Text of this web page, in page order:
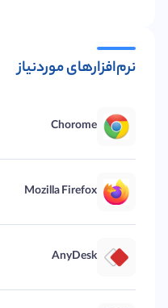
نرم‌افزارهای موردنیاز
Chorome
Mozilla Firefox
AnyDesk